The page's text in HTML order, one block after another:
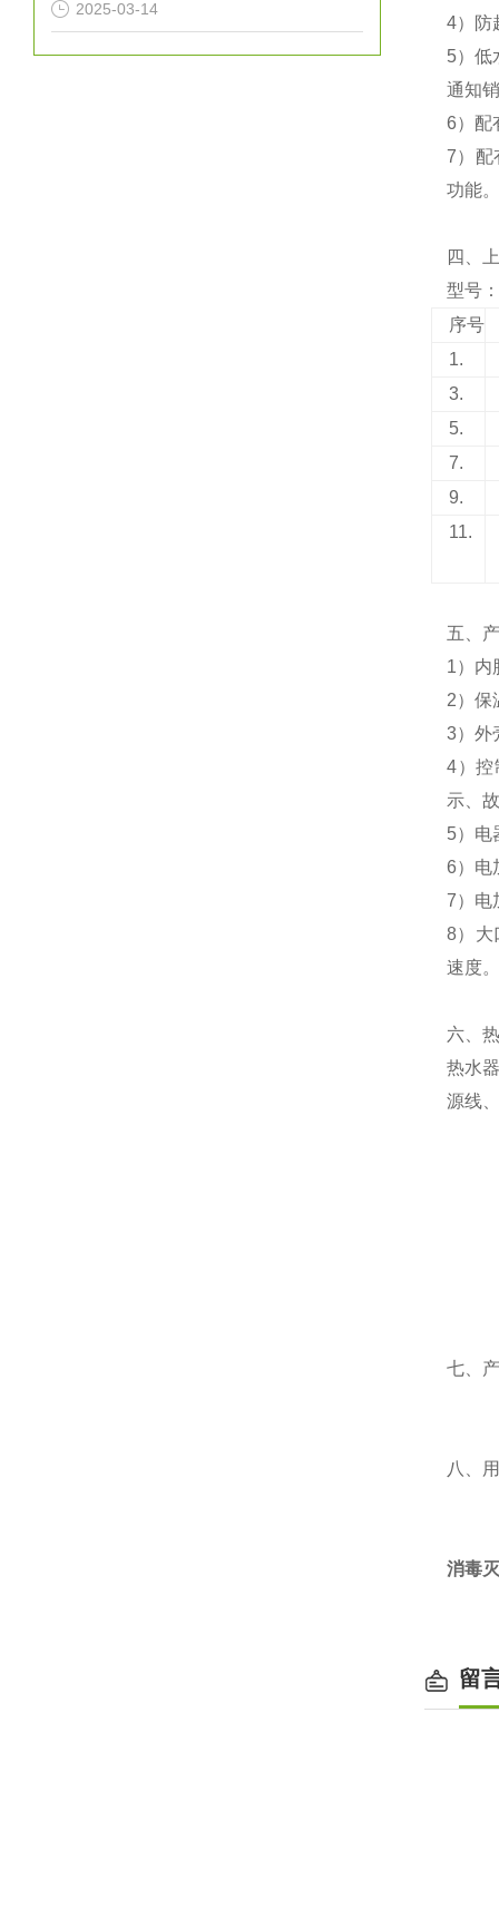
2025-03-14
4）防
5）低
通知
6）配
7）配
功能。
四、
型号
序号
1.
3.
5.
7.
9.
11.
五、
1）内
2）保
3）外
4）控
示、
5）电
6）电
7）电
8）大
速度。
六、
热水
源线
七、
八、
消毒
留